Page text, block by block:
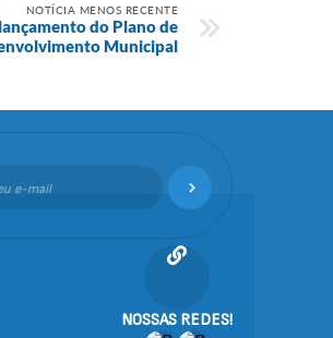
NOTÍCIA MENOS RECENTE
do Plano de
Municipal
NOSSAS REDES!